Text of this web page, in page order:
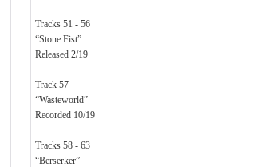
Tracks 51 - 56
“Stone Fist”
Released 2/19
Track 57
“Wasteworld”
Recorded 10/19
Tracks 58 - 63
“Berserker”